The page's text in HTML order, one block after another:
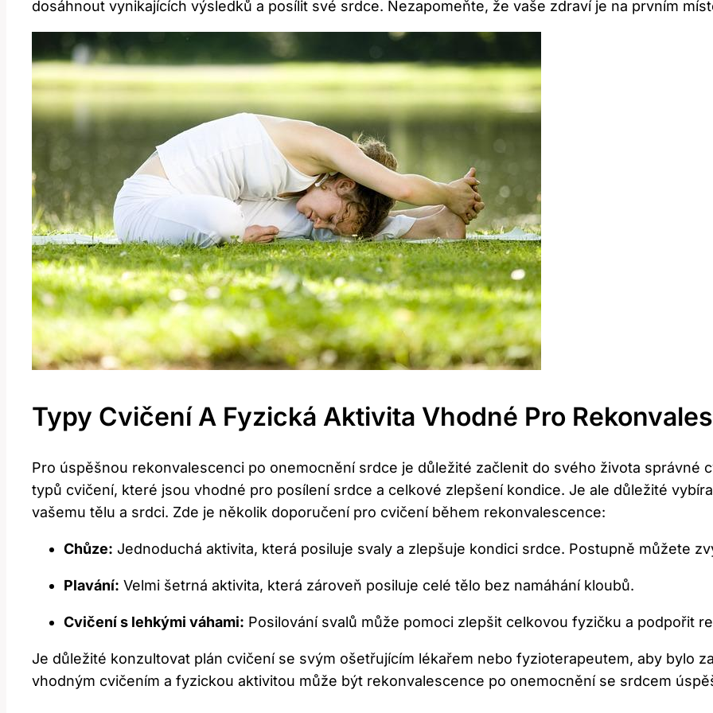
dosáhnout vynikajících výsledků a posílit své srdce. Nezapomeňte, že vaše zdraví je na prvním
Typy Cvičení A Fyzická Aktivita Vhodné Pro
Pro úspěšnou rekonvalescenci po onemocnění srdce je důležité začlenit do svého života správné
typů cvičení, které jsou vhodné pro posílení srdce a celkové zlepšení kondice. Je ale důležité
vašemu tělu a srdci. Zde je několik doporučení pro cvičení během rekonvalescence:
Chůze: Jednoduchá aktivita, která posiluje svaly a zlepšuje kondici srdce. Postupně můžete
Plavání: Velmi šetrná aktivita, která zároveň posiluje celé tělo bez namáhání kloubů.
Cvičení s lehkými váhami: Posilování svalů může pomoci zlepšit celkovou fyzičku a podpořit
Je důležité konzultovat plán cvičení se svým ošetřujícím lékařem nebo fyzioterapeutem, aby bylo
vhodným cvičením a fyzickou aktivitou může být rekonvalescence po onemocnění se srdcem